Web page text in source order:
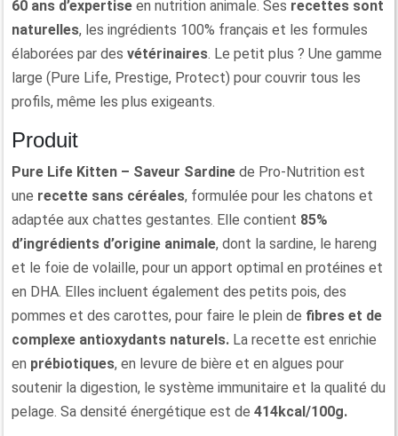
60 ans d’expertise en nutrition animale. Ses recettes sont
naturelles, les ingrédients 100% français et les formules
élaborées par des vétérinaires. Le petit plus ? Une gamme
large (Pure Life, Prestige, Protect) pour couvrir tous les
profils, même les plus exigeants.
Produit
Pure Life Kitten – Saveur Sardine de Pro-Nutrition est
une recette sans céréales, formulée pour les chatons et
adaptée aux chattes gestantes. Elle contient 85%
d’ingrédients d’origine animale, dont la sardine, le hareng
et le foie de volaille, pour un apport optimal en protéines et
en DHA. Elles incluent également des petits pois, des
pommes et des carottes, pour faire le plein de fibres et de
complexe antioxydants naturels. La recette est enrichie
en prébiotiques, en levure de bière et en algues pour
soutenir la digestion, le système immunitaire et la qualité du
pelage. Sa densité énergétique est de 414kcal/100g.